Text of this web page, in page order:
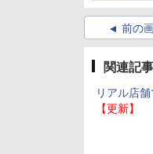
前の
関連記事
リアル店
【更新】